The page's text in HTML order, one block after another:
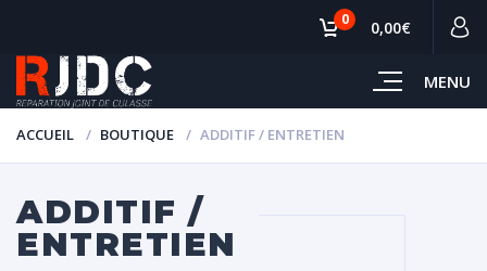
MENU
0 0,00€
ACCUEIL BOUTIQUE ADDITIF / ENTRETIEN
ADDITIF /
ENTRETIEN